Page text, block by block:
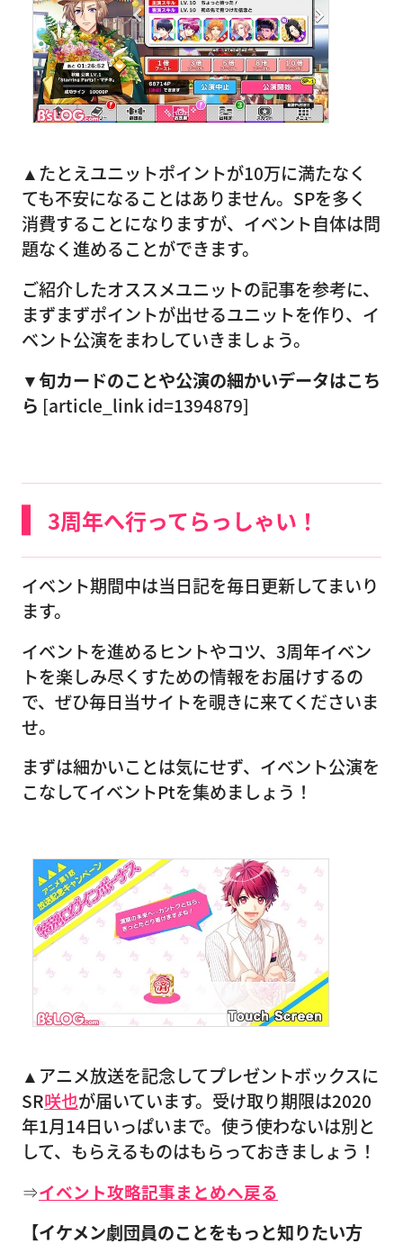
▲たとえユニットポイントが10万に満たなく
ても不安になることはありません。SPを多く
消費することになりますが、イベント自体は問
題なく進めることができます。
ご紹介したオススメユニットの記事を参考に、
まずまずポイントが出せるユニットを作り、イ
ベント公演をまわしていきましょう。
▼旬カードのことや公演の細かいデータはこち
ら [article_link id=1394879]
3周年へ行ってらっしゃい！
イベント期間中は当日記を毎日更新してまいり
ます。
イベントを進めるヒントやコツ、3周年イベン
トを楽しみ尽くすための情報をお届けするの
で、ぜひ毎日当サイトを覗きに来てくださいま
せ。
まずは細かいことは気にせず、イベント公演を
こなしてイベントPtを集めましょう！
▲アニメ放送を記念してプレゼントボックスに
SR咲也が届いています。受け取り期限は2020
年1月14日いっぱいまで。使う使わないは別と
して、もらえるものはもらっておきましょう！
⇒イベント攻略記事まとめへ戻る
【イケメン劇団員のことをもっと知りたい方